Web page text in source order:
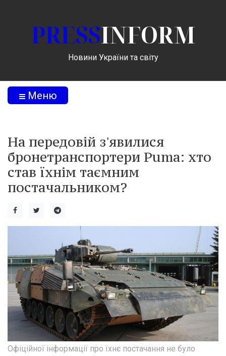
PRESSINFORM
Новини України та світу
Меню
На передовій з'явилися
бронетранспортери Puma: хто
став їхнім таємним
постачальником?
Офіційної інформації про їхнє постачання не було